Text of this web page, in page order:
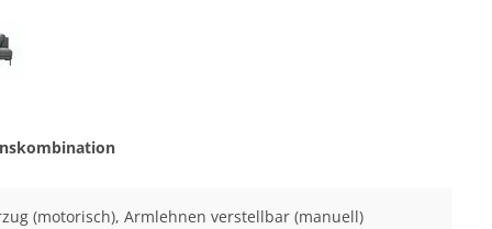
(motorisch), Armlehnen verstellbar (manuell)